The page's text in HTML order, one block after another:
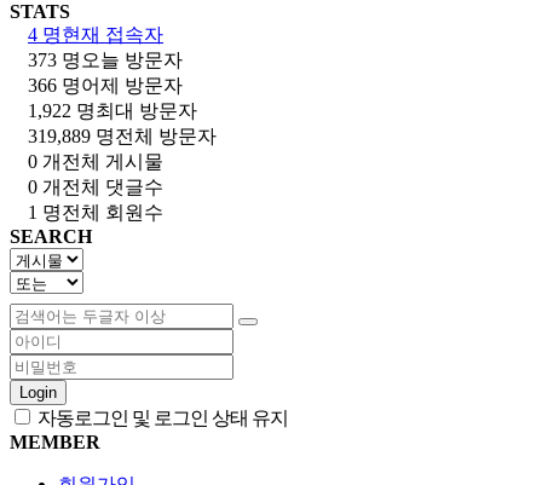
STATS
4 명현재 접속자
373 명 오늘 방문자
366 명어제 방문자
1,922 명최대 방문자
319,889 명전체 방문자
0 개 전체 게시물
0 개 전체 댓글수
1 명전체 회원수
SEARCH
Login
자동로그인 및 로그인 상태 유지
MEMBER